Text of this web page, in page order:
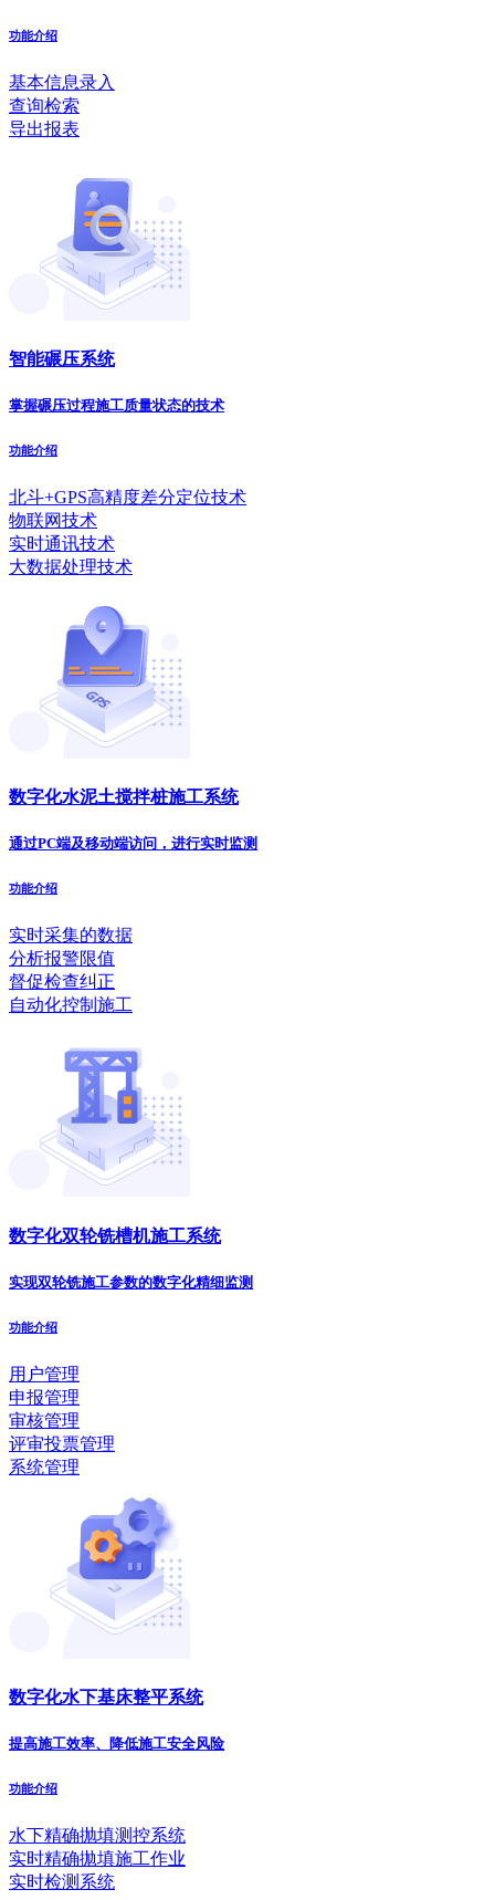
功能介绍
基本信息录入
查询检索
导出报表
智能碾压系统
掌握碾压过程施工质量状态的技术
功能介绍
北斗+GPS高精度差分定位技术
物联网技术
实时通讯技术
大数据处理技术
数字化水泥土搅拌桩施工系统
通过PC端及移动端访问，进行实时监测
功能介绍
实时采集的数据
分析报警限值
督促检查纠正
自动化控制施工
数字化双轮铣槽机施工系统
实现双轮铣施工参数的数字化精细监测
功能介绍
用户管理
申报管理
审核管理
评审投票管理
系统管理
数字化水下基床整平系统
提高施工效率、降低施工安全风险
功能介绍
水下精确抛填测控系统
实时精确拋填施工作业
实时检测系统